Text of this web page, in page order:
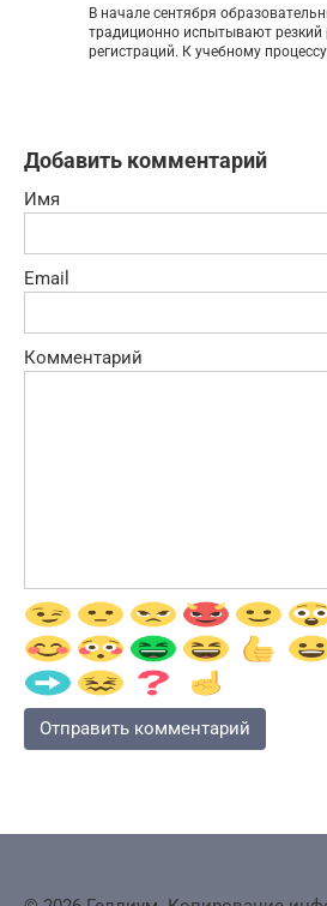
В начале сентября
традиционно испытывают резкий
регистраций. К учебному
Добавить комментарий
Имя
Email
Комментарий